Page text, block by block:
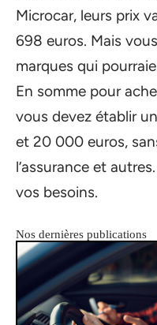
Microcar, leurs prix
698 euros. Mais
marques qui
En somme pour
vous devez établir
et 20 000 euros,
l’assurance et
vos besoins.
Nos dernières publications